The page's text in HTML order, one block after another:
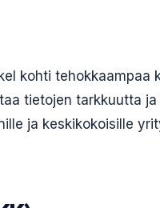
kohti tehokkaampaa
tietojen tarkkuutta
ja keskikokoisille